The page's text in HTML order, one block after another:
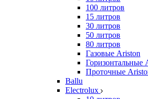
100 литров
15 литров
30 литров
50 литров
80 литров
Газовые Ariston
Горизонтальные
Проточные
Ballu
Electrolux